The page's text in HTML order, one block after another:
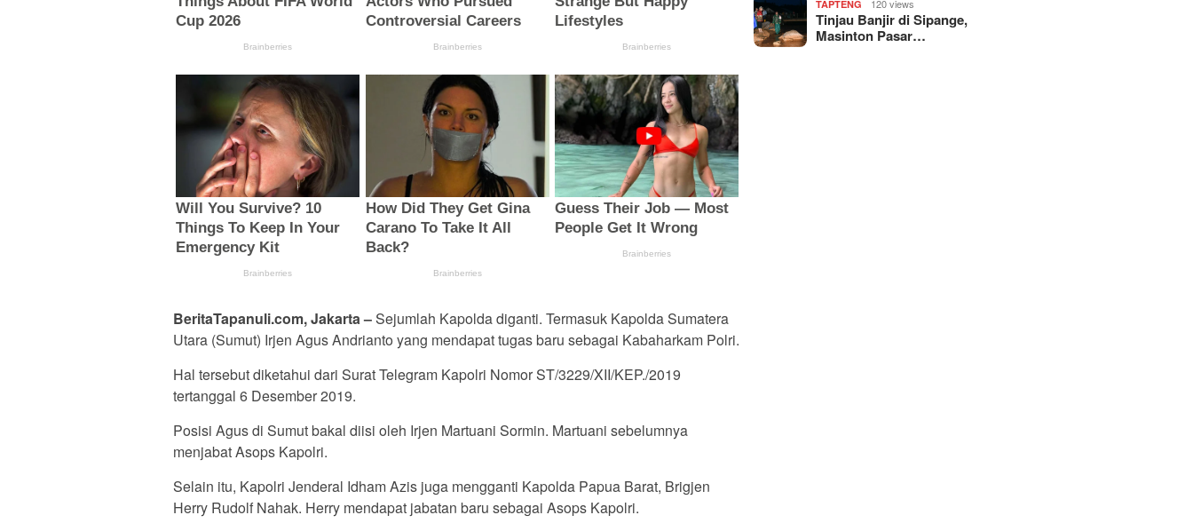
BeritaTapanuli.com, Jakarta –Sejumlah Kapolda diganti. Termasuk Kapolda Sumatera
Utara (Sumut) Irjen Agus Andrianto yang mendapat tugas baru sebagai Kabaharkam Polri.
Hal tersebut diketahui dari Surat Telegram Kapolri Nomor ST/3229/XII/KEP./2019
tertanggal 6 Desember 2019.
Posisi Agus di Sumut bakal diisi oleh Irjen Martuani Sormin. Martuani sebelumnya
menjabat Asops Kapolri.
Selain itu, Kapolri Jenderal Idham Azis juga mengganti Kapolda Papua Barat, Brigjen
Herry Rudolf Nahak. Herry mendapat jabatan baru sebagai Asops Kapolri.
TAPTENG 120 views
Tinjau Banjir di Sipange,
Masinton Pasar…